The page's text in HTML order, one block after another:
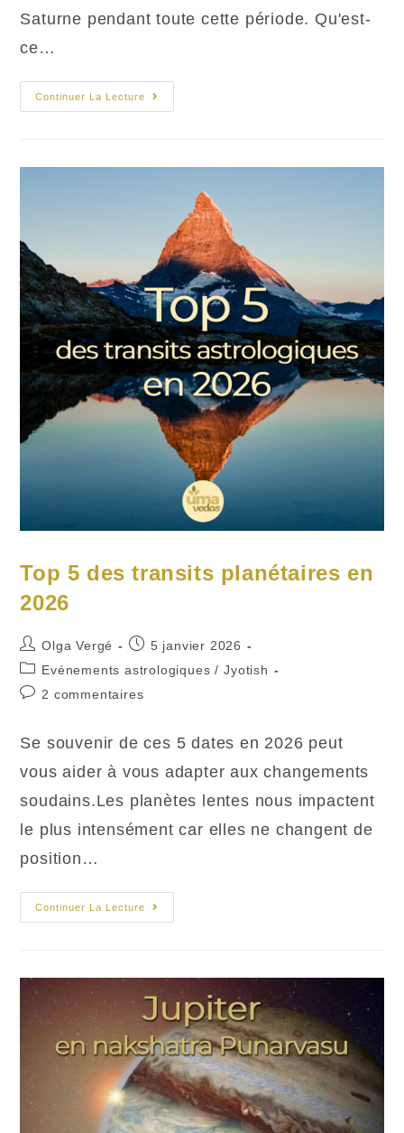
Saturne pendant toute cette période. Qu'est-
ce…
Continuer La Lecture
Mars
En
Top 5 des transits planétaires en
2026
Auteur/autrice
de
publication :
Olga Vergé
Publication
publiée :
5 janvier 2026
Post
category:
Evénements astrologiques / Jyotish
Commentaires
publication :
2 commentaires
Se souvenir de ces 5 dates en 2026 peut
vous aider à vous adapter aux changements
soudains.Les planètes lentes nous impactent
le plus intensément car elles ne changent de
position…
Continuer La Lecture
Top
5
2026